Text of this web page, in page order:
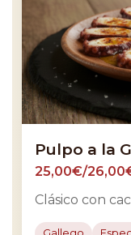
Pulpo a la
25,00€/
Clásico con